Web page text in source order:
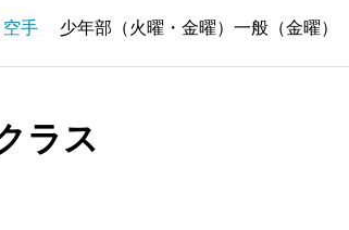
空手 少年部（火曜・金曜）一般（金曜）
ラス